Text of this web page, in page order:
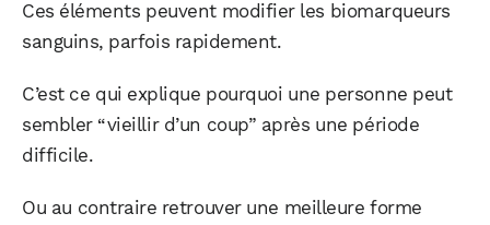
Ces éléments peuvent modifier les biomarqueurs
sanguins, parfois rapidement.
C’est ce qui explique pourquoi une personne peut
sembler “vieillir d’un coup” après une période
difficile.
Ou au contraire retrouver une meilleure forme